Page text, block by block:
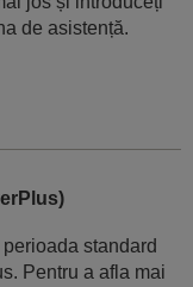
de asistență.
standard
Pentru a afla mai